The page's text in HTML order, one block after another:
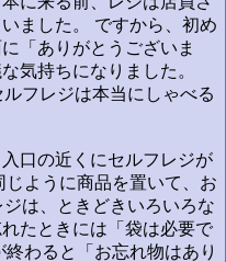
ました。 ですから、初め
「ありがとうございま
気持ちになりました。
フレジは本当にしゃべる
口の近くにセルフレジが
ように商品を置いて、お
は、ときどきいろいろな
たときには「袋は必要で
わると「お忘れ物はあり